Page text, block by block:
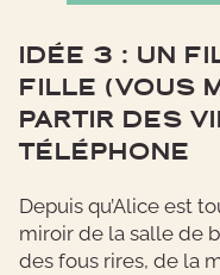
IDÉE 3 : UN
FILLE (VOUS
PARTIR DES
TÉLÉPHONE
Depuis qu’Alice est
miroir de la salle de
des fous rires, de la